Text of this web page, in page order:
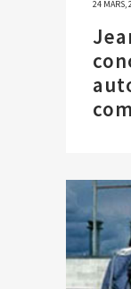
24 MARS,